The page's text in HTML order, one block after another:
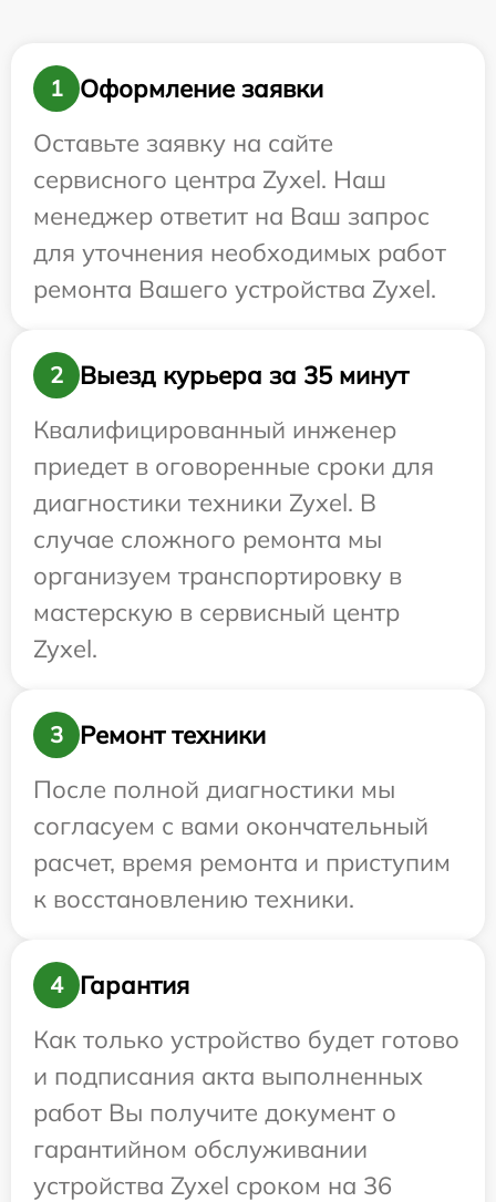
1
Оформление заявки
Оставьте заявку на сайте
сервисного центра Zyxel. Наш
менеджер ответит на Ваш запрос
для уточнения необходимых работ
ремонта Вашего устройства Zyxel.
2
Выезд курьера за 35 минут
Квалифицированный инженер
приедет в оговоренные сроки для
диагностики техники Zyxel. В
случае сложного ремонта мы
организуем транспортировку в
мастерскую в сервисный центр
Zyxel.
3
Ремонт техники
После полной диагностики мы
согласуем с вами окончательный
расчет, время ремонта и приступим
к восстановлению техники.
4
Гарантия
Как только устройство будет готово
и подписания акта выполненных
работ Вы получите документ о
гарантийном обслуживании
устройства Zyxel сроком на 36